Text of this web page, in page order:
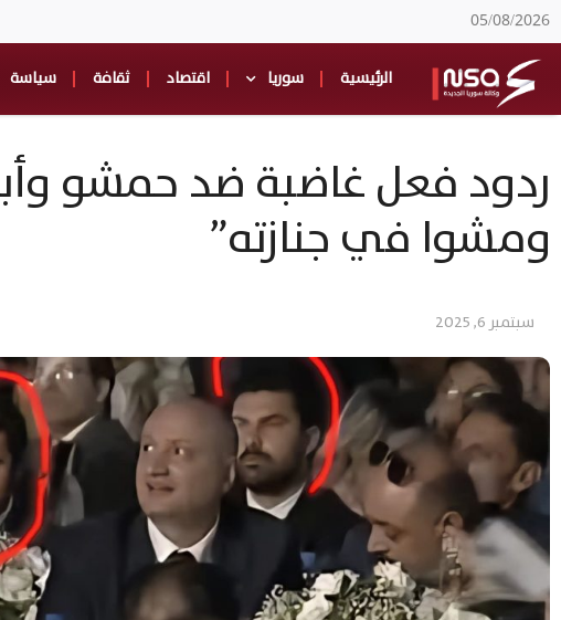
05/08/2026
الرئيسية سوريا اقتصاد ثقافة سياسة
ردود فعل غاضبة ضد حمشو
ومشوا في جنازته”
سبتمبر 6, 2025